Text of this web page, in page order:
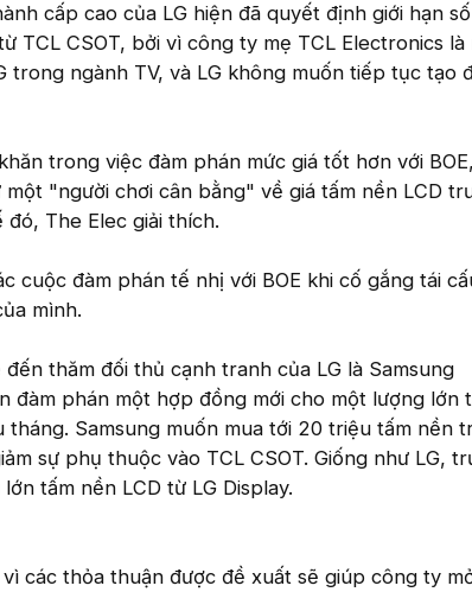
cấp cao của LG hiện đã quyết định giới hạn
TCL CSOT, bởi vì công ty mẹ TCL Electronics là
trong ngành TV, và LG không muốn tiếp tục tạo
trong việc đàm phán mức giá tốt hơn với
một "người chơi cân bằng" về giá tấm nền LCD
đó, The Elec giải thích.
cuộc đàm phán tế nhị với BOE khi cố gắng tái
mình.
đến thăm đối thủ cạnh tranh của LG là Samsung
đàm phán một hợp đồng mới cho một lượng lớn
tháng. Samsung muốn mua tới 20 triệu tấm nền
sự phụ thuộc vào TCL CSOT. Giống như LG,
tấm nền LCD từ LG Display.
các thỏa thuận được đề xuất sẽ giúp công ty